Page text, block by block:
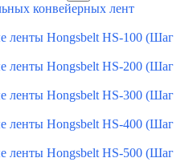
конвейерных лент
ленты Hongsbelt HS-100 (Шаг
ленты Hongsbelt HS-200 (Шаг
ленты Hongsbelt HS-300 (Шаг
ленты Hongsbelt HS-400 (Шаг
ленты Hongsbelt HS-500 (Шаг